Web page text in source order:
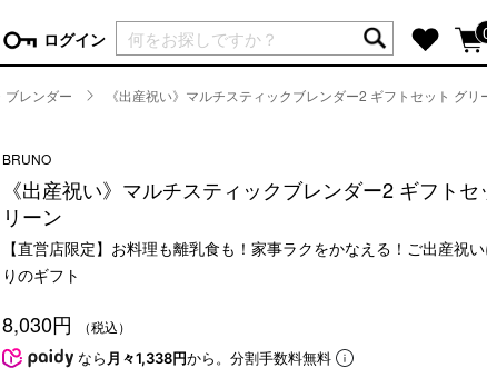
ログイン
方はこちら＞
現在カートには商品が入っていませ
インテリア
時計
生活家電
家具・収納
ビューティー
出産祝い
新築・引越し祝い
おまとめ割引
ブレンダー 《出産祝い》マルチスティックブレンダー2 ギフトセット グリ
BRUNO
《出産祝い》マルチスティックブレンダー2 ギフトセ
リーン
【直営店限定】お料理も離乳食も！家事ラクをかなえる！ご出産祝
りのギフト
8,030円 （税込）
なら 月々1,338円から。分割手数料無料